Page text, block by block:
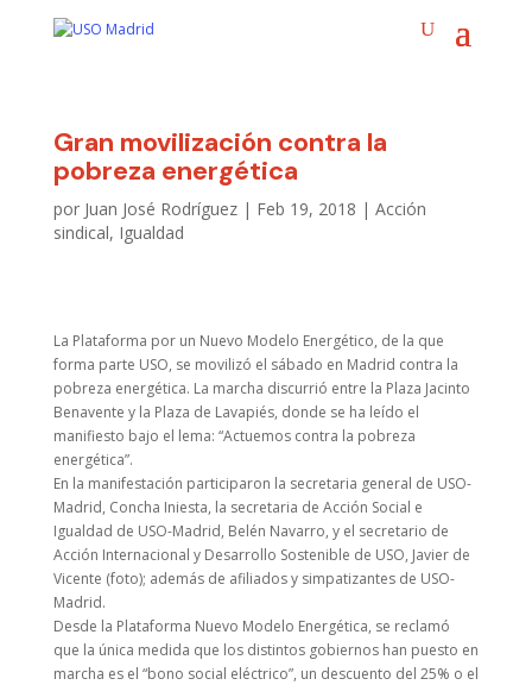
Gran movilización contra la
pobreza energética
por Juan José Rodríguez| Feb 19, 2018 | Acción
sindical, Igualdad
La Plataforma por un Nuevo Modelo Energético, de la que
forma parte USO, se movilizó el sábado en Madrid contra la
pobreza energética. La marcha discurrió entre la Plaza Jacinto
Benavente y la Plaza de Lavapiés, donde se ha leído el
manifiesto bajo el lema: “Actuemos contra la pobreza
energética”.
En la manifestación participaron la secretaria general de USO-
Madrid, Concha Iniesta, la secretaria de Acción Social e
Igualdad de USO-Madrid, Belén Navarro, y el secretario de
Acción Internacional y Desarrollo Sostenible de USO, Javier de
Vicente (foto); además de afiliados y simpatizantes de USO-
Madrid.
Desde la Plataforma Nuevo Modelo Energética, se reclamó
que la única medida que los distintos gobiernos han puesto en
marcha es el “bono social eléctrico”, un descuento del 25% o el